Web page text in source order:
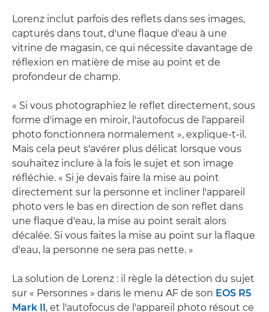
Lorenz inclut parfois des reflets dans ses images,
capturés dans tout, d'une flaque d'eau à une
vitrine de magasin, ce qui nécessite davantage de
réflexion en matière de mise au point et de
profondeur de champ.
« Si vous photographiez le reflet directement, sous
forme d'image en miroir, l'autofocus de l'appareil
photo fonctionnera normalement », explique-t-il.
Mais cela peut s'avérer plus délicat lorsque vous
souhaitez inclure à la fois le sujet et son image
réfléchie. « Si je devais faire la mise au point
directement sur la personne et incliner l'appareil
photo vers le bas en direction de son reflet dans
une flaque d'eau, la mise au point serait alors
décalée. Si vous faites la mise au point sur la flaque
d'eau, la personne ne sera pas nette. »
La solution de Lorenz : il règle la détection du sujet
sur « Personnes » dans le menu AF de son EOS R5
Mark II, et l'autofocus de l'appareil photo résout ce